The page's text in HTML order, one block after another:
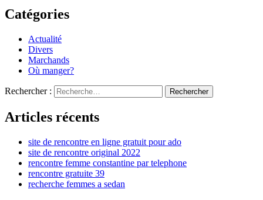
Catégories
Actualité
Divers
Marchands
Où manger?
Rechercher :
Articles récents
site de rencontre en ligne gratuit pour ado
site de rencontre original 2022
rencontre femme constantine par telephone
rencontre gratuite 39
recherche femmes a sedan